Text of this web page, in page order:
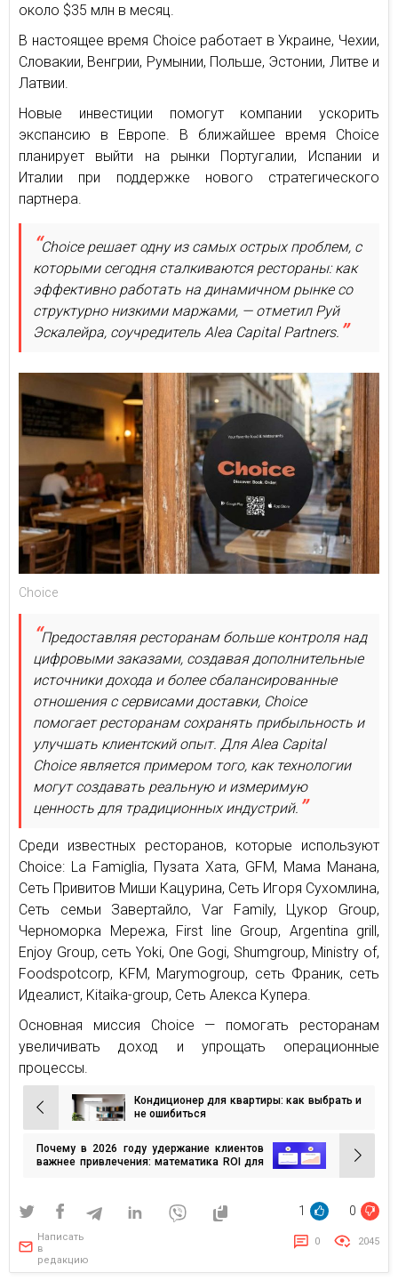
около $35 млн в месяц.
В настоящее время Choice работает в Украине, Чехии,
Словакии, Венгрии, Румынии, Польше, Эстонии, Литве и
Латвии.
Новые инвестиции помогут компании ускорить
экспансию в Европе. В ближайшее время Choice
планирует выйти на рынки Португалии, Испании и
Италии при поддержке нового стратегического
партнера.
Choice решает одну из самых острых проблем, с
которыми сегодня сталкиваются рестораны: как
эффективно работать на динамичном рынке со
структурно низкими маржами, — отметил Руй
Эскалейра, соучредитель Alea Capital Partners.
Choice
Предоставляя ресторанам больше контроля над
цифровыми заказами, создавая дополнительные
источники дохода и более сбалансированные
отношения с сервисами доставки, Choice
помогает ресторанам сохранять прибыльность и
улучшать клиентский опыт. Для Alea Capital
Choice является примером того, как технологии
могут создавать реальную и измеримую
ценность для традиционных индустрий.
Среди известных ресторанов, которые используют
Choice: La Famiglia, Пузата Хата, GFM, Мама Манана,
Сеть Привитов Миши Кацурина, Сеть Игоря Сухомлина,
Сеть семьи Завертайло, Var Family, Цукор Group,
Черноморка Мережа, First line Group, Argentina grill,
Enjoy Group, сеть Yoki, One Gogi, Shumgroup, Ministry of,
Foodspotcorp, KFM, Marymogroup, сеть Франик, сеть
Идеалист, Kitaika-group, Сеть Алекса Купера.
Основная миссия Choice — помогать ресторанам
увеличивать доход и упрощать операционные
процессы.
Навигация
по
записям
Кондиционер для квартиры: как выбрать и
не ошибиться
Почему в 2026 году удержание клиентов
важнее привлечения: математика ROI для
1 0
Написать
в
редакцию
0 2045